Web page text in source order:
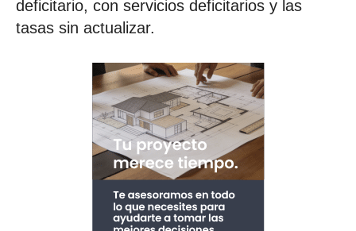
deficitario, con servicios deficitarios y las
tasas sin actualizar.